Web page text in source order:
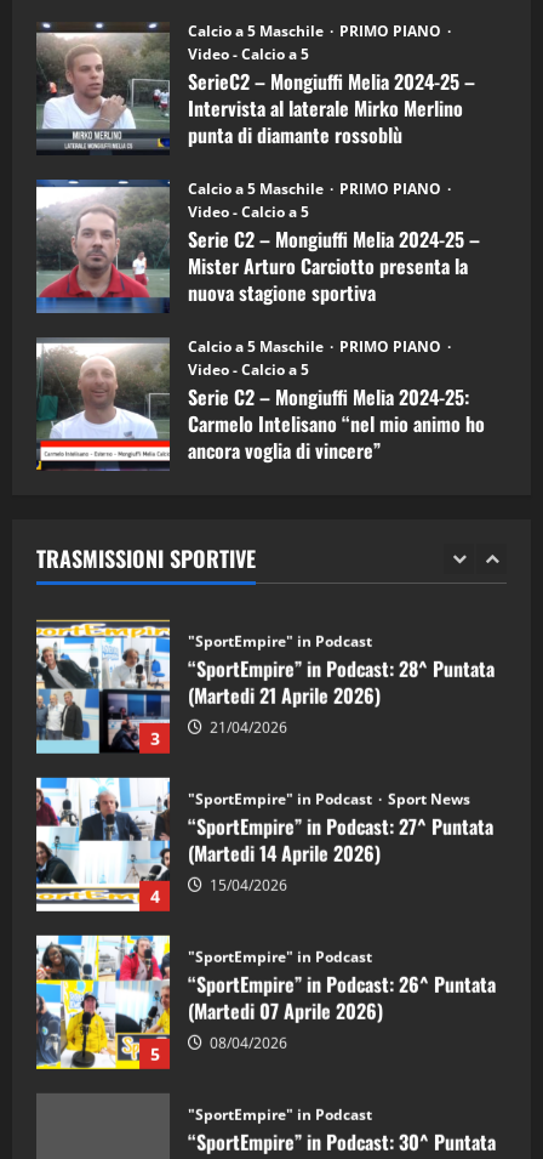
6)
–
Intervista
a
mister
Arturo
Carciotto
(Mongiuffi
Calcio a 5 Maschile
PRIMO PIANO
Video - Calcio a 5
SerieC2 – Mongiuffi Melia 2024-25 –
Intervista al laterale Mirko Merlino
punta di diamante rossoblù
Calcio a 5 Maschile
PRIMO PIANO
Video - Calcio a 5
Serie C2 – Mongiuffi Melia 2024-25 –
Mister Arturo Carciotto presenta la
nuova stagione sportiva
Calcio a 5 Maschile
PRIMO PIANO
Video - Calcio a 5
Serie C2 – Mongiuffi Melia 2024-25:
Carmelo Intelisano “nel mio animo ho
ancora voglia di vincere”
TRASMISSIONI SPORTIVE
4
“SportEmpire” in Podcast: 27^ Puntata
(Martedi 14 Aprile 2026)
15/04/2026
5
“SportEmpire” in Podcast: 26^ Puntata
(Martedi 07 Aprile 2026)
08/04/2026
1
“SportEmpire” in Podcast: 30^ Puntata
(Martedi 05 Maggio 2026)
08/05/2026
2 28/04/2026
3
“SportEmpire” in Podcast: 28^ Puntata
(Martedi 21 Aprile 2026)
4
“SportEmpire” in Podcast: 27^ Puntata
(Martedi 14 Aprile 2026)
5
“SportEmpire” in Podcast: 26^ Puntata
(Martedi 07 Aprile 2026)
“SportEmpire” in Podcast: 30^ Puntata